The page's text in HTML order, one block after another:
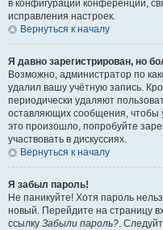
в конфигурации конференции,
исправления настроек.
Вернуться к началу
Я давно зарегистрирован, но
Возможно, администратор по
удалил вашу учётную запись.
периодически удаляют
оставляющих сообщения, чтобы
это произошло, попробуйте
участвовать в дискуссиях.
Вернуться к началу
Я забыл пароль!
Не паникуйте! Хотя пароль
новый. Перейдите на страницу
ссылку Забыли пароль?.